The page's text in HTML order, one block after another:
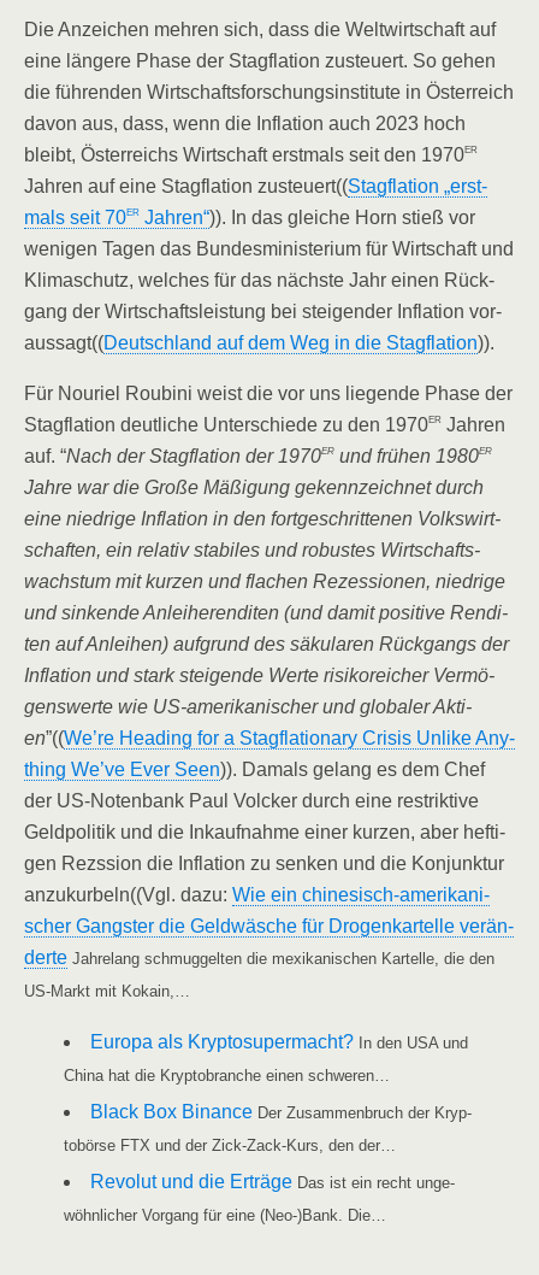
Die Anzei­chen meh­ren sich, dass die Welt­wirt­schaft auf
eine län­ge­re Pha­se der Stag­fla­ti­on zusteu­ert. So gehen
die füh­ren­den Wirt­schafts­for­schungs­in­sti­tu­te in Öster­reich
davon aus, dass, wenn die Infla­ti­on auch 2023 hoch
bleibt, Öster­reichs Wirt­schaft erst­mals seit den 1970er
Jah­ren auf eine Stag­fla­ti­on zusteu­ert((Stag­fla­ti­on „erst­
mals seit 70er Jah­ren“)). In das glei­che Horn stieß vor
weni­gen Tagen das Bun­des­mi­nis­te­ri­um für Wirt­schaft und
Kli­ma­schutz, wel­ches für das nächs­te Jahr einen Rück­
gang der Wirt­schafts­leis­tung bei stei­gen­der Infla­ti­on vor­
aus­sagt((Deutsch­land auf dem Weg in die Stag­fla­ti­on)).
Für Nou­ri­el Rou­bi­ni weist die vor uns lie­gen­de Pha­se der
Stag­fla­ti­on deut­li­che Unter­schie­de zu den 1970er Jah­ren
auf. “Nach der Stag­fla­ti­on der 1970er und frü­hen 1980er
Jah­re war die Gro­ße Mäßi­gung gekenn­zeich­net durch
eine nied­ri­ge Infla­ti­on in den fort­ge­schrit­te­nen Volks­wirt­
schaf­ten, ein rela­tiv sta­bi­les und robus­tes Wirt­schafts­
wachs­tum mit kur­zen und fla­chen Rezes­sio­nen, nied­ri­ge
und sin­ken­de Anlei­he­ren­di­ten (und damit posi­ti­ve Ren­di­
ten auf Anlei­hen) auf­grund des säku­la­ren Rück­gangs der
Infla­ti­on und stark stei­gen­de Wer­te risi­ko­rei­cher Ver­mö­
gens­wer­te wie US-ame­ri­ka­ni­scher und glo­ba­ler Akti­
en”((We’­re Hea­ding for a Stag­fla­tio­na­ry Cri­sis Unli­ke Any­
thing We’­ve Ever Seen)). Damals gelang es dem Chef
der US-Noten­bank Paul Volcker durch eine restrik­ti­ve
Geld­po­li­tik und die Inkauf­nah­me einer kur­zen, aber hef­ti­
gen Rezssi­on die Infla­ti­on zu sen­ken und die Kon­junk­tur
anzukurbeln((Vgl. dazu: Wie ein chi­­ne­­sisch-ame­ri­­ka­­ni­­
scher Gangs­ter die Geld­wä­sche für Dro­gen­kar­tel­le ver­än­
der­te Jah­re­lang schmug­gel­ten die mexi­ka­ni­schen Kar­tel­le, die den
US-Markt mit Kokain,…
Euro­pa als Kryp­to­super­macht?
In den USA und
Chi­na hat die Kryp­to­bran­che einen schweren…
Black Box Binan­ce Der Zusam­men­bruch der Kryp­
to­bör­se FTX und der Zick-Zack-Kurs, den der…
Revo­lut und die Erträ­ge Das ist ein recht unge­
wöhn­li­cher Vor­gang für eine (Neo-)Bank. Die…